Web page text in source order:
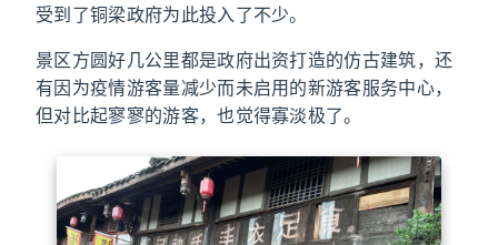
受到了铜梁政府为此投入了不少。
景区方圆好几公里都是政府出资打造的仿古建筑，还
有因为疫情游客量减少而未启用的新游客服务中心，
但对比起寥寥的游客，也觉得寡淡极了。